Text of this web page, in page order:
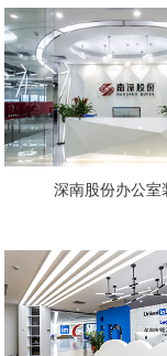
深南股份办公室